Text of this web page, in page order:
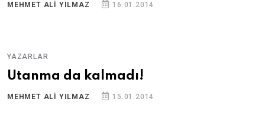
MEHMET ALI YILMAZ 16.01.2014
YAZARLAR
Utanma da kalmadı!
MEHMET ALI YILMAZ 15.01.2014